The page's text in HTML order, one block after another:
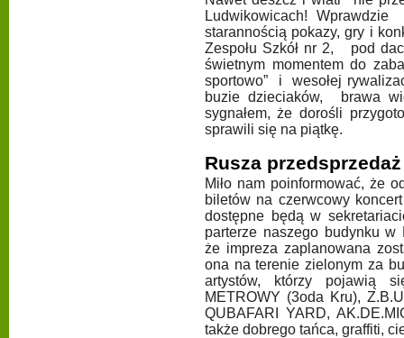
Ludwikowicach!
starannością pokazy, gry i
Zespołu Szkół nr 2, pod
świetnym momentem do
sportowo” i wesołej
buzie dzieciaków, brawa
sygnałem, że dorośli
sprawili się na piątkę.
Rusza
Miło nam poinformować, że
biletów na czerwcowy
dostępne będą w
parterze naszego budynku w
że impreza zaplanowana
ona na terenie zielonym za
artystów, którzy pojawią
METROWY (3oda Kru),
QUBAFARI YARD,
także dobrego tańca, graffiti,